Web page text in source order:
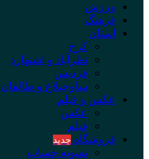
ورزش
فرهنگ
استان
کرج
نظرآباد و اشتهارد
فردیس
ساوجبلاغ و طالقان
عکس و فیلم
عکس
فیلم
فروشگاه جدید
تسویه حساب